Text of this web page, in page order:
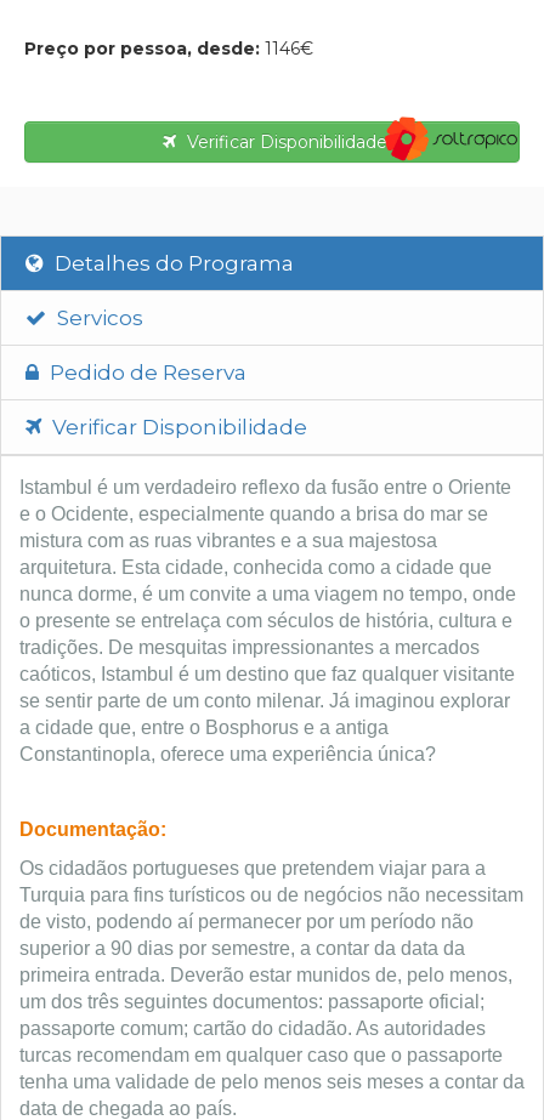
Preço por pessoa, desde: 1146€
Verificar Disponibilidade
Detalhes do Programa
Servicos
Pedido de Reserva
Verificar Disponibilidade
Istambul é um verdadeiro reflexo da fusão entre o Oriente
e o Ocidente, especialmente quando a brisa do mar se
mistura com as ruas vibrantes e a sua majestosa
arquitetura. Esta cidade, conhecida como a cidade que
nunca dorme, é um convite a uma viagem no tempo, onde
o presente se entrelaça com séculos de história, cultura e
tradições. De mesquitas impressionantes a mercados
caóticos, Istambul é um destino que faz qualquer visitante
se sentir parte de um conto milenar. Já imaginou explorar
a cidade que, entre o Bosphorus e a antiga
Constantinopla, oferece uma experiência única?
Documentação:
Os cidadãos portugueses que pretendem viajar para a
Turquia para fins turísticos ou de negócios não necessitam
de visto, podendo aí permanecer por um período não
superior a 90 dias por semestre, a contar da data da
primeira entrada. Deverão estar munidos de, pelo menos,
um dos três seguintes documentos: passaporte oficial;
passaporte comum; cartão do cidadão. As autoridades
turcas recomendam em qualquer caso que o passaporte
tenha uma validade de pelo menos seis meses a contar da
data de chegada ao país.